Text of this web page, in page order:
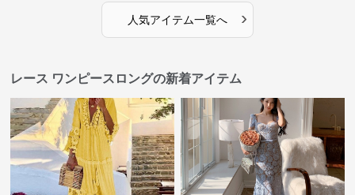
人気アイテム一覧へ ›
レース ワンピースロングの新着アイテム